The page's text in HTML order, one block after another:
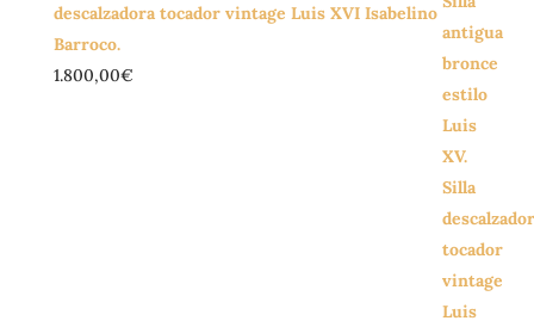
descalzadora tocador vintage Luis XVI Isabelino
Barroco.
1.800,00€